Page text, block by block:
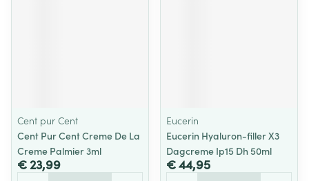
Cent pur Cent
Cent Pur Cent Creme De La
Creme Palmier 3ml
€ 23,99
Eucerin
Eucerin Hyaluron-filler X3
Dagcreme Ip15 Dh 50ml
€ 44,95